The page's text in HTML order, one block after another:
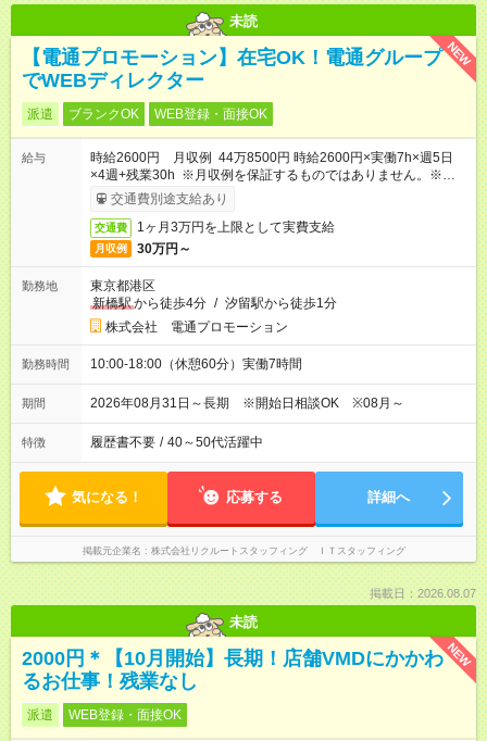
未読
NEW
【電通プロモーション】在宅OK！電通グループ
でWEBディレクター
派遣 ブランクOK WEB登録・面接OK
給与
時給2600円 月収例 44万8500円 時給2600円×実働7h×週5日
×4週+残業30h ※月収例を保証するものではありません。※給与
即受取りサービス利用可（利用条件有）
交通費別途支給あり
交通費 1ヶ月3万円を上限として実費支給
月収例 30万円～
勤務地
東京都港区
新橋駅から徒歩4分 / 汐留駅から徒歩1分
株式会社 電通プロモーション
勤務時間 10:00-18:00（休憩60分）実働7時間
期間 2026年08月31日～長期 ※開始日相談OK ※08月～
特徴 履歴書不要 / 40～50代活躍中
気になる！ 応募する 詳細へ
掲載元企業名 株式会社リクルートスタッフィング ＩＴスタッフィング
掲載日：2026.08.07
未読
NEW
2000円＊【10月開始】長期！店舗VMDにかかわ
るお仕事！残業なし
派遣 WEB登録・面接OK